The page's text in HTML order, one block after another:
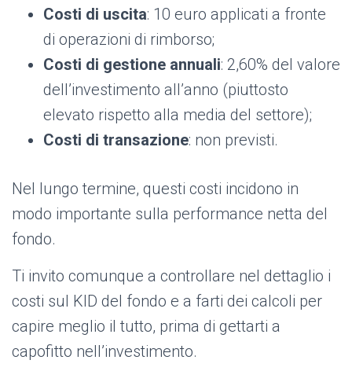
Costi di uscita: 10 euro applicati a fronte
di operazioni di rimborso;
Costi di gestione annuali: 2,60% del valore
dell’investimento all’anno (piuttosto
elevato rispetto alla media del settore);
Costi di transazione: non previsti.
Nel lungo termine, questi costi incidono in
modo importante sulla performance netta del
fondo.
Ti invito comunque a controllare nel dettaglio i
costi sul KID del fondo e a farti dei calcoli per
capire meglio il tutto, prima di gettarti a
capofitto nell’investimento.